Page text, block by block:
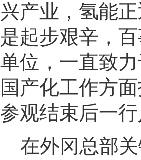
兴产业，氢能
是起步艰辛，
单位，一直致
国产化工作方
参观结束后一
在外冈总部